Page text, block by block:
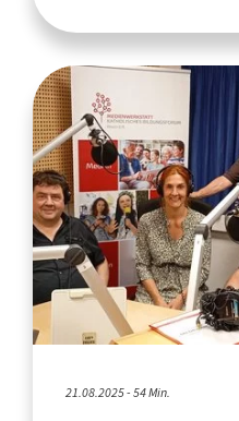
21.08.2025 - 54 Min.